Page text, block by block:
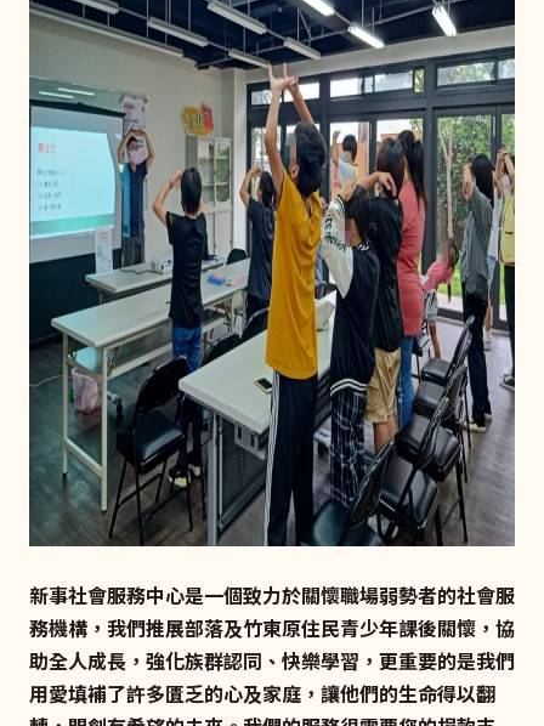
新事社會服務中心是一個致力於關懷職場弱勢者的社會服
務機構，我們推展部落及竹東原住民青少年課後關懷，協
助全人成長，強化族群認同、快樂學習，更重要的是我們
用愛填補了許多匱乏的心及家庭，讓他們的生命得以翻